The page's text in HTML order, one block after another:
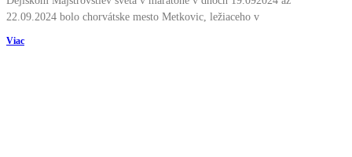
22.09.2024 bolo chorvátske mesto Metkovic, ležiaceho v
Viac